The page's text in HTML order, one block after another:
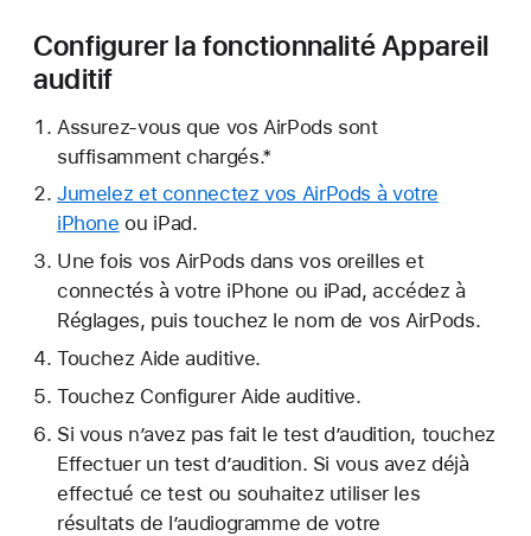
Configurer la fonctionnalité Appareil
auditif
Assurez-vous que vos AirPods sont
suffisamment chargés.*
Jumelez et connectez vos AirPods à votre
iPhone ou iPad.
Une fois vos AirPods dans vos oreilles et
connectés à votre iPhone ou iPad, accédez à
Réglages, puis touchez le nom de vos AirPods.
Touchez Aide auditive.
Touchez Configurer Aide auditive.
Si vous n’avez pas fait le test d’audition, touchez
Effectuer un test d’audition. Si vous avez déjà
effectué ce test ou souhaitez utiliser les
résultats de l’audiogramme de votre